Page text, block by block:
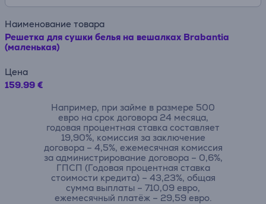
Наименование товара
Решетка для сушки белья на вешалках Brabantia
(маленькая)
Цена
159.99 €
Например, при займе в размере 500
евро на срок договора 24 месяца,
годовая процентная ставка составляет
19,90%, комиссия за заключение
договора – 4,5%, ежемесячная комиссия
за администрирование договора – 0,6%,
ГПСП (Годовая процентная ставка
стоимости кредита) – 43,23%, общая
сумма выплаты – 710,09 евро,
ежемесячный платёж – 29,59 евро.